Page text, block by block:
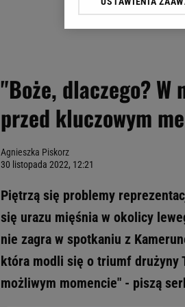
"Boże, dlaczego?
przed kluczowym
Agnieszka Piskorz
30 listopada 2022, 12:21
Piętrzą się problemy
się urazu mięśnia w okolicy
nie zagra w spotkaniu z
która modli się o triumf drużyny
możliwym momencie" - piszą
Klikając „Akceptuję”
Zaufanych Partnerów i
My, nasi Zaufani
Użycie dokładnych
Przechowywanie